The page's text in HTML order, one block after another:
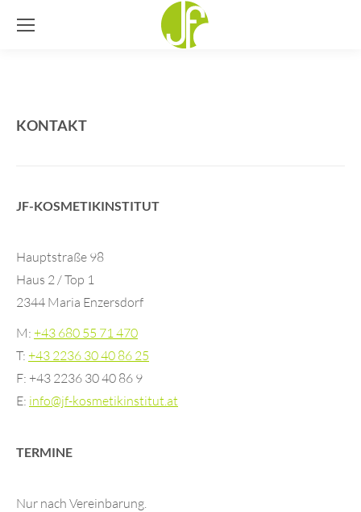
KONTAKT
JF-KOSMETIKINSTITUT
Hauptstraße 98
Haus 2 / Top 1
2344 Maria Enzersdorf
M: +43 680 55 71 470
T: +43 2236 30 40 86 25
F: +43 2236 30 40 86 9
E: info@jf-kosmetikinstitut.at
TERMINE
Nur nach Vereinbarung.